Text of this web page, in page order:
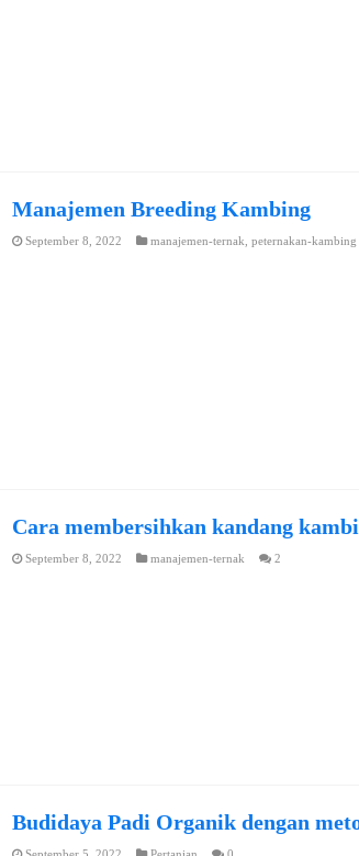
Manajemen Breeding Kambing
September 8, 2022 manajemen-ternak peternakan-kambing
Cara membersihkan kandang
September 8, 2022 manajemen-ternak 2
Budidaya Padi Organik dengan